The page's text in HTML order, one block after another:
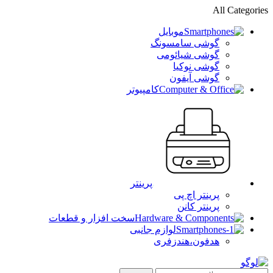
All Categories
موبایل
گوشی سامسونگ
گوشی شیائومی
گوشی نوکیا
گوشی آیفون
کامپیوتر
پرینتر
پرینتر اچ پی
پرینتر کانن
سخت افزار و قطعات
لوازم جانبی
هدفون،هندزفری